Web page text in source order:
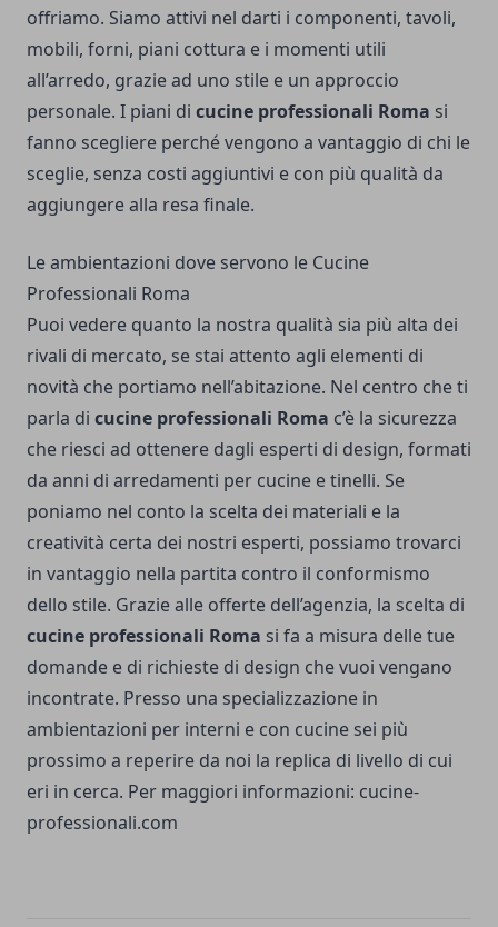
offriamo. Siamo attivi nel darti i componenti, tavoli,
mobili, forni, piani cottura e i momenti utili
all’arredo, grazie ad uno stile e un approccio
personale. I piani di cucine professionali Roma si
fanno scegliere perché vengono a vantaggio di chi le
sceglie, senza costi aggiuntivi e con più qualità da
aggiungere alla resa finale.
Le ambientazioni dove servono le Cucine
Professionali Roma
Puoi vedere quanto la nostra qualità sia più alta dei
rivali di mercato, se stai attento agli elementi di
novità che portiamo nell’abitazione. Nel centro che ti
parla di cucine professionali Roma c’è la sicurezza
che riesci ad ottenere dagli esperti di design, formati
da anni di arredamenti per cucine e tinelli. Se
poniamo nel conto la scelta dei materiali e la
creatività certa dei nostri esperti, possiamo trovarci
in vantaggio nella partita contro il conformismo
dello stile. Grazie alle offerte dell’agenzia, la scelta di
cucine professionali Roma si fa a misura delle tue
domande e di richieste di design che vuoi vengano
incontrate. Presso una specializzazione in
ambientazioni per interni e con cucine sei più
prossimo a reperire da noi la replica di livello di cui
eri in cerca. Per maggiori informazioni: cucine-
professionali.com